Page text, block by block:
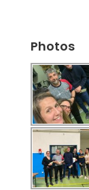
Photos